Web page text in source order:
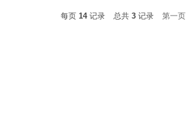
每页 14记录 总共 3记录 第一页